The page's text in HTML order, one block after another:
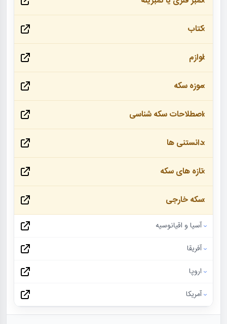
کتاب
لوازم
موزه سکه
اصطلاحات سکه شناسی
دانستنی ها
تازه های سکه
سکه خارجی
آسیا و اقیانوسیه
آفریقا
اروپا
آمریکا